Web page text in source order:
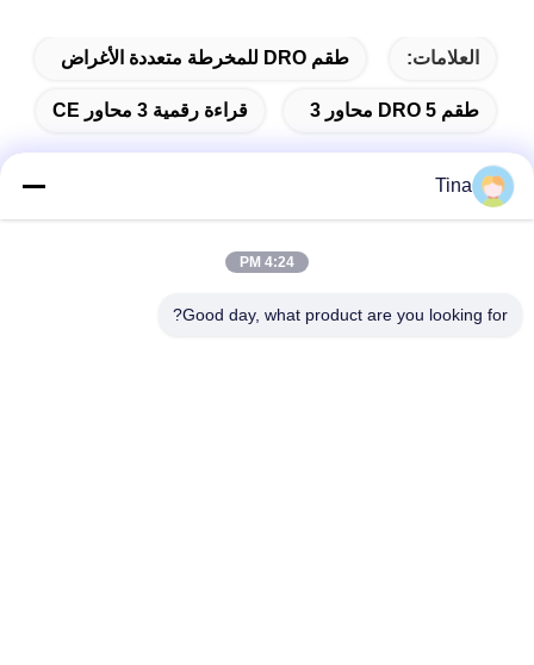
العلامات: طقم DRO للمخرطة متعددة الأغراض
طقم DRO 5 محاور 3 قراءة رقمية 3 محاور CE
عنوان
Tina
4:24 PM
Good day, what product are you looking for?